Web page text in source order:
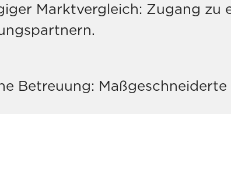
Marktvergleich: Zugang zu
Betreuung: